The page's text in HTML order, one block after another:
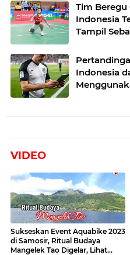
Tim
Indonesia
Tampil
Indonesia
VIDEO
Sukseskan Event Aquabike 2023
di Samosir, Ritual Budaya
Mangelek Tao Digelar, Lihat